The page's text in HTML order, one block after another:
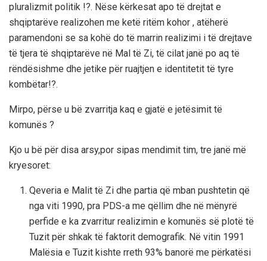
pluralizmit politik !?. Nëse kërkesat apo të drejtat e
shqiptarëve realizohen me ketë ritëm kohor , atëherë
paramendoni se sa kohë do të marrin realizimi i të drejtave
të tjera të shqiptarëve në Mal të Zi, të cilat janë po aq të
rëndësishme dhe jetike për ruajtjen e identitetit të tyre
kombëtar!?.
Mirpo, përse u bë zvarritja kaq e gjatë e jetësimit të
komunës ?
Kjo u bë për disa arsy,por sipas mendimit tim, tre janë më
kryesoret:
Qeveria e Malit të Zi dhe partia që mban pushtetin që
nga viti 1990, pra PDS-a me qëllim dhe në mënyrë
perfide e ka zvarritur realizimin e komunës së plotë të
Tuzit për shkak të faktorit demografik. Në vitin 1991
Malësia e Tuzit kishte rreth 93% banorë me përkatësi